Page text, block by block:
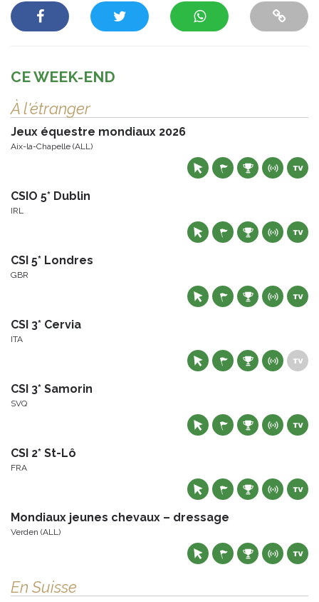
CE WEEK-END
À l'étranger
Jeux équestre mondiaux 2026
Aix-la-Chapelle (ALL)
CSIO 5* Dublin
IRL
CSI 5* Londres
GBR
CSI 3* Cervia
ITA
CSI 3* Samorin
SVQ
CSI 2* St-Lô
FRA
Mondiaux jeunes chevaux – dressage
Verden (ALL)
En Suisse